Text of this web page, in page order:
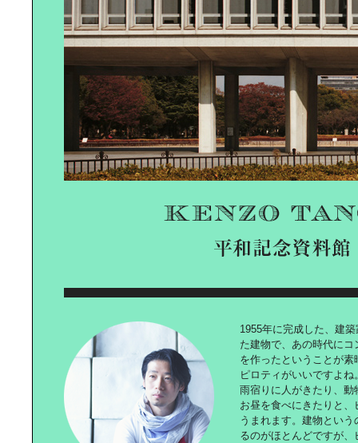
1955年に完成した、建
た建物で、あの時代に
を作ったということが
ピロティがいいですよ
雨宿りに人がきたり、
お昼を食べにきたりと
うまれます。建物とい
るのがほとんどですが
美人収納で｜部屋も気分もスッキ
DINING OUT SADO
伝統と文化の香りが漂う、｜英国の
はじめよう｜お手軽・簡単ボタニカ
ルライフ